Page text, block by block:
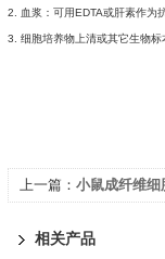
2. 血浆：可用EDTA或肝素作
3. 细胞培养物上清或其它生物
上一篇： 小鼠成纤维细
相关产品